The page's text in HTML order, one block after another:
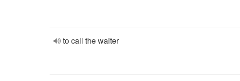
to call the waiter